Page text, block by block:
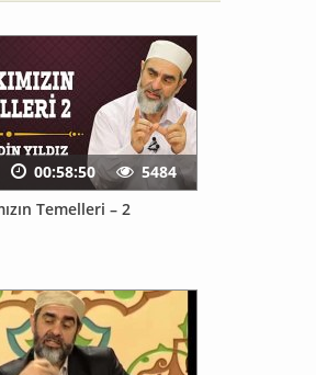
Temelleri – 2
00:58:50 5484